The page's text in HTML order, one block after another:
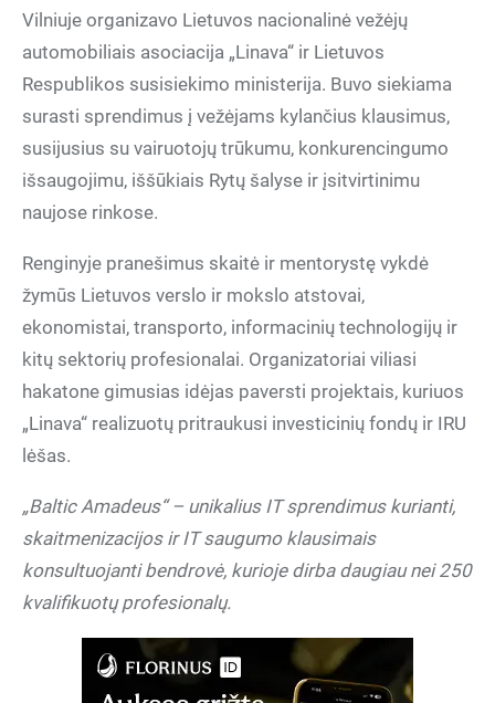
Vilniuje organizavo Lietuvos nacionalinė vežėjų
automobiliais asociacija „Linava“ ir Lietuvos
Respublikos susisiekimo ministerija. Buvo siekiama
surasti sprendimus į vežėjams kylančius klausimus,
susijusius su vairuotojų trūkumu, konkurencingumo
išsaugojimu, iššūkiais Rytų šalyse ir įsitvirtinimu
naujose rinkose.
Renginyje pranešimus skaitė ir mentorystę vykdė
žymūs Lietuvos verslo ir mokslo atstovai,
ekonomistai, transporto, informacinių technologijų ir
kitų sektorių profesionalai. Organizatoriai viliasi
hakatone gimusias idėjas paversti projektais, kuriuos
„Linava“ realizuotų pritraukusi investicinių fondų ir IRU
lėšas.
„Baltic Amadeus“ – unikalius IT sprendimus kurianti,
skaitmenizacijos ir IT saugumo klausimais
konsultuojanti bendrovė, kurioje dirba daugiau nei 250
kvalifikuotų profesionalų.